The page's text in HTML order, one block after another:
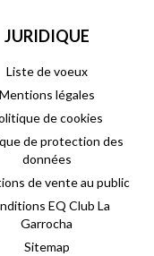
JURIDIQUE
Liste de voeux
Mentions légales
de cookies
de protection des
données
de vente au public
EQ Club La
Garrocha
Sitemap